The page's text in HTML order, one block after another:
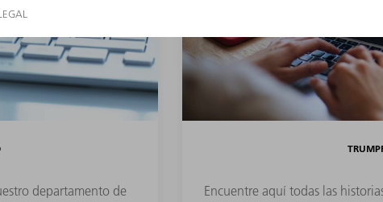
departamento de
Encuentre aquí todas las